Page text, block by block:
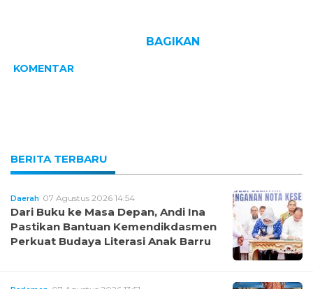
BAGIKAN
KOMENTAR
BERITA TERBARU
Daerah 07 Agustus 2026 14:54
Dari Buku ke Masa Depan, Andi Ina
Pastikan Bantuan Kemendikdasmen
Perkuat Budaya Literasi Anak Barru